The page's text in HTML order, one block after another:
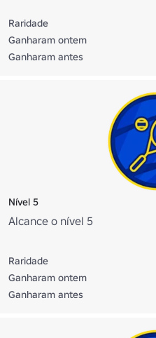
Raridade
Ganharam ontem
Ganharam antes
Nível 5
Alcance o nível 5
Raridade
Ganharam ontem
Ganharam antes